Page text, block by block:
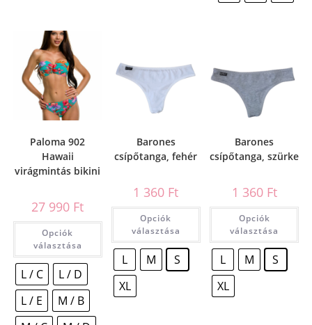
Paloma 902
Hawaii
virágmintás bikini
27 990 Ft
Opciók
választása
L / C
L / D
L / E
M / B
Barones
csípőtanga, fehér
1 360 Ft
Opciók
választása
L M
S
XL
Barones
csípőtanga, szürke
1 360 Ft
Opciók
választása
L M
S
XL